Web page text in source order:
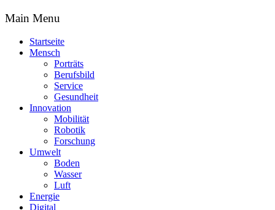
Main Menu
Startseite
Mensch
Porträts
Berufsbild
Service
Gesundheit
Innovation
Mobilität
Robotik
Forschung
Umwelt
Boden
Wasser
Luft
Energie
Digital